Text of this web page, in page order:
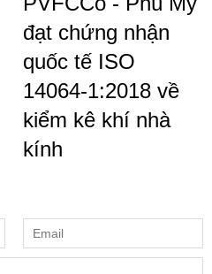
đạt chứng nhận
quốc tế ISO
14064-1:2018 về
kiểm kê khí nhà
kính